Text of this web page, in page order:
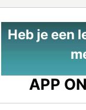
Heb je een
APP